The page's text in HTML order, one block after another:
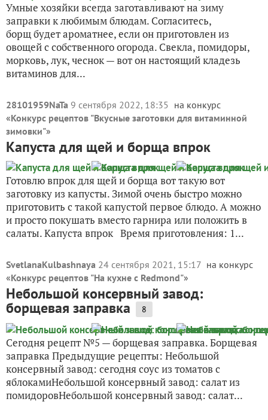
Умные хозяйки всегда заготавливают на зиму
заправки к любимым блюдам. Согласитесь,
борщ будет ароматнее, если он приготовлен из
овощей с собственного огорода. Свекла, помидоры,
морковь, лук, чеснок — вот он настоящий кладезь
витаминов для...
28101959NaTa 9 сентября 2022, 18:35 на конкурс
«Конкурс рецептов "Вкусные заготовки для витаминной
зимовки"»
Капуста для щей и борща впрок
Готовлю впрок для щей и борща вот такую вот
заготовку из капусты. Зимой очень быстро можно
приготовить с такой капустой первое блюдо. А можно
и просто покушать вместо гарнира или положить в
салаты. Капуста впрок Время приготовления: 1...
SvetlanaKulbashnaya 24 сентября 2021, 15:17 на конкурс
«Конкурс рецептов "На кухне с Redmond"»
Небольшой консервный завод:
борщевая заправка 8
Сегодня рецепт №5 — борщевая заправка. Борщевая
заправка Предыдущие рецепты: Небольшой
консервный завод: сегодня соус из томатов с
яблокамиНебольшой консервный завод: салат из
помидоровНебольшой консервный завод: салат...